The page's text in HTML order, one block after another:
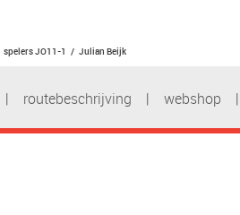
spelers JO11-1 / Julian Beijk
| routebeschrijving | webshop